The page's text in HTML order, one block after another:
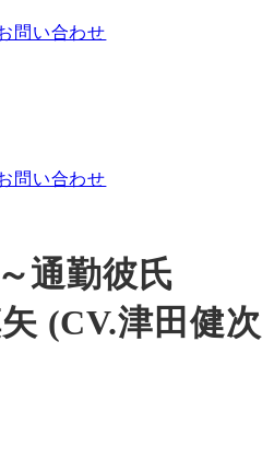
問い合わせ
問い合わせ
通勤彼氏
(CV.津田健次